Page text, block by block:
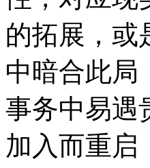
的拓展，或
中暗合此局
事务中易遇
加入而重启